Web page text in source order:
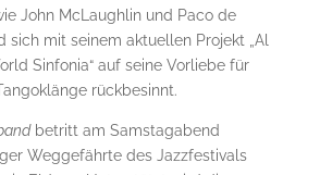
John McLaughlin und Paco de
sich mit seinem aktuellen Projekt „Al
Sinfonia“ auf seine Vorliebe für
rückbesinnt.
betritt am Samstagabend
Weggefährte des Jazzfestivals